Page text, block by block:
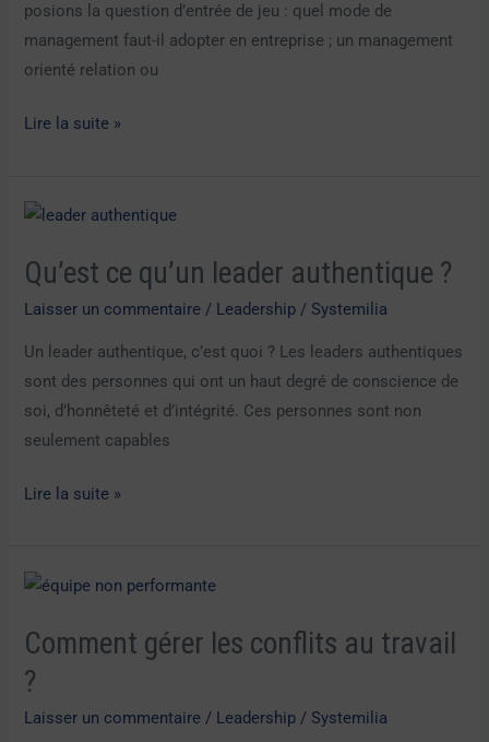
posions la question d’entrée de jeu : quel mode de
management faut-il adopter en entreprise ; un management
orienté relation ou
Lire la suite »
Qu’est ce qu’un leader authentique ?
Laisser un commentaire / Leadership / Systemilia
Un leader authentique, c’est quoi ? Les leaders authentiques
sont des personnes qui ont un haut degré de conscience de
soi, d’honnêteté et d’intégrité. Ces personnes sont non
seulement capables
Qu’est
qu’un
leader
?
Lire la suite »
Comment gérer les conflits au travail
?
Laisser un commentaire / Leadership / Systemilia
Comment
les
conflits